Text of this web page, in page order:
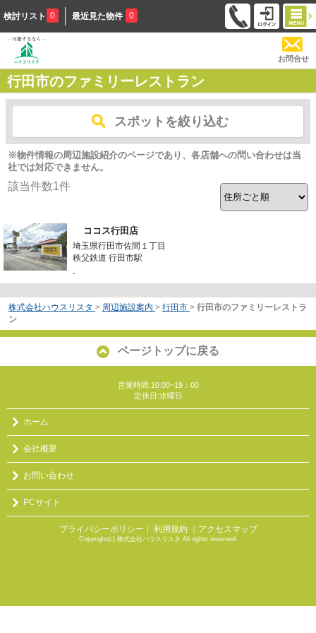
検討リスト 0 最近見た物件 0
お問合せ
行田市のファミリーレストラン
スポットを絞り込む
※物件情報の周辺施設紹介のページであり、各店舗への問い合わせは当
社では対応できません。
該当件数1件
ココス行田店
埼玉県行田市佐間１丁目
秩父鉄道 行田市駅
-
株式会社ハウスリスタ > 周辺施設案内 > 行田市 > 行田市のファミリーレストラ
ン
ページトップに戻る
営業時間:10:00~19：00
定休日:水曜日
ホーム
会社概要
お問い合わせ
PCサイト
プライバシーポリシー ｜ 利用規約 ｜アクセスマップ
Copyright(c) 株式会社ハウスリスタ All rights reserved.